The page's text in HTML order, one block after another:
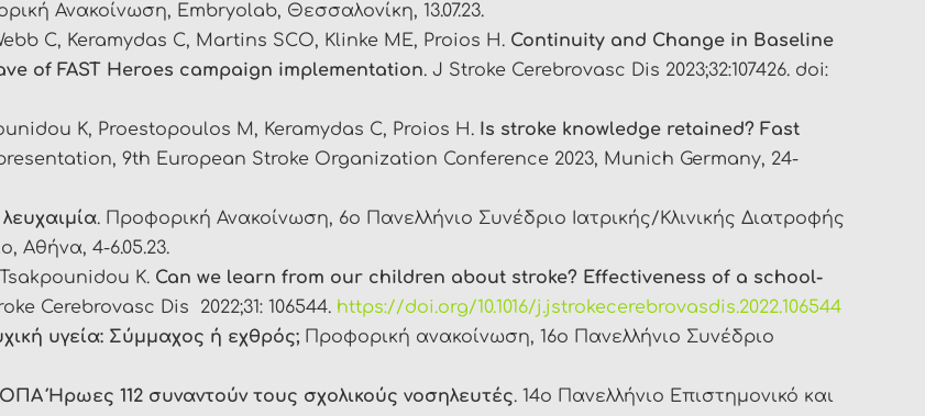
Ανακοίνωση, Embryolab, Θεσσαλονίκη, 13.07.23.
C, Keramydas C, Martins SCO, Klinke ME, Proios H. Continuity and Change in Baseline
of FAST Heroes campaign implementation. J Stroke Cerebrovasc Dis 2023;32:107426. doi:
K, Proestopoulos M, Keramydas C, Proios H. Is stroke knowledge retained? Fast
9th European Stroke Organization Conference 2023, Munich Germany, 24-
. Προφορική Ανακοίνωση, 6ο Πανελλήνιο Συνέδριο Ιατρικής/Κλινικής Διατροφής
Αθήνα, 4-6.05.23.
K. Can we learn from our children about stroke? Effectiveness of a school-
Cerebrovasc Dis 2022;31: 106544.https://doi.org/10.1016/j.jstrokecerebrovasdis.2022.106544
υγεία: Σύμμαχος ή εχθρός;
Προφορική ανακοίνωση, 16ο Πανελλήνιο Συνέδριο
Ήρωες 112 συναντούν τους σχολικούς νοσηλευτές. 14o Πανελλήνιο Επιστημονικό και